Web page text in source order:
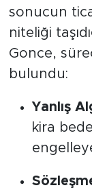
sonucun
niteliği
Gonce,
bulundu:
Yanlış
kira